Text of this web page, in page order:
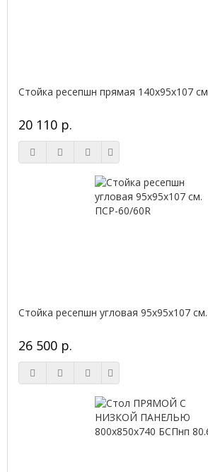
Стойка ресепшн прямая 140х95х107
20 110 р.
Стойка ресепшн угловая 95х95х107
26 500 р.